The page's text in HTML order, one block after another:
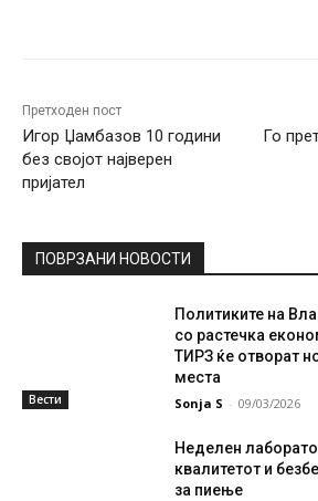
Претходен пост
Игор Џамбазов 10 години
без својот најверен
пријател
Го
ПОВРЗАНИ НОВОСТИ
Вести
Политиките на
со растечка
ТИРЗ ќе отворат
места
Sonja S - 09/03/2026
Неделен
квалитетот и
за пиење